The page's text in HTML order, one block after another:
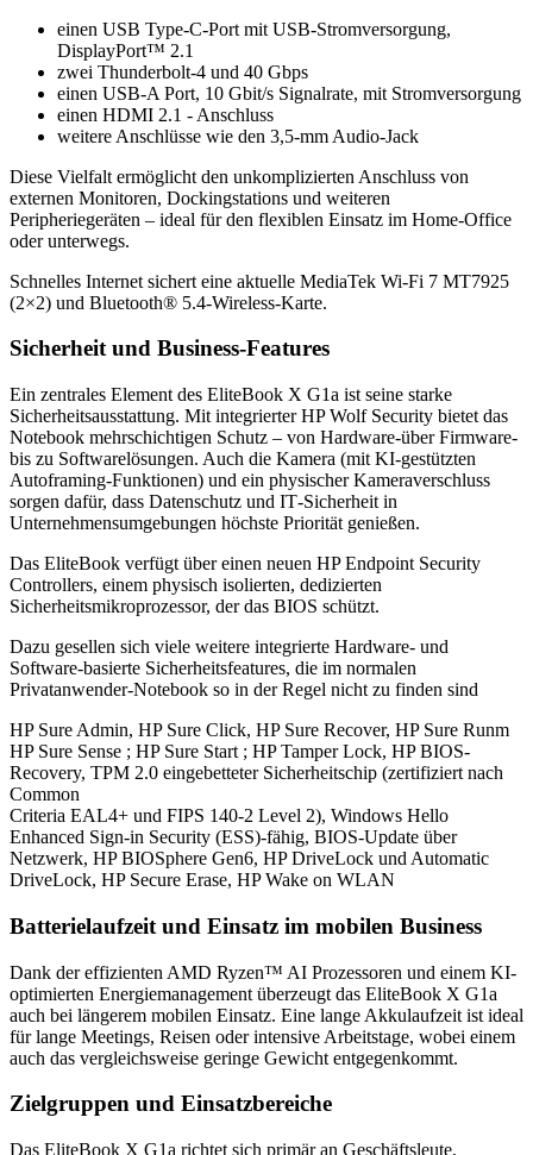
einen USB Type‑C‑Port mit USB-Stromversorgung,
DisplayPort™ 2.1
zwei Thunderbolt‑4 und 40 Gbps
einen USB‑A Port, 10 Gbit/s Signalrate, mit Stromversorgung
einen HDMI 2.1 ‑ Anschluss
weitere Anschlüsse wie den 3,5‑mm Audio‑Jack
Diese Vielfalt ermöglicht den unkomplizierten Anschluss von
externen Monitoren, Dockingstations und weiteren
Peripheriegeräten – ideal für den flexiblen Einsatz im Home‑Office
oder unterwegs.
Schnelles Internet sichert eine aktuelle MediaTek Wi-Fi 7 MT7925
(2×2) und Bluetooth® 5.4-Wireless-Karte.
Sicherheit und Business‑Features
Ein zentrales Element des EliteBook X G1a ist seine starke
Sicherheitsausstattung. Mit integrierter HP Wolf Security bietet das
Notebook mehrschichtigen Schutz – von Hardware‑über Firmware‑
bis zu Softwarelösungen. Auch die Kamera (mit KI‑gestützten
Autoframing‑Funktionen) und ein physischer Kameraverschluss
sorgen dafür, dass Datenschutz und IT‑Sicherheit in
Unternehmensumgebungen höchste Priorität genießen.
Das EliteBook verfügt über einen neuen HP Endpoint Security
Controllers, einem physisch isolierten, dedizierten
Sicherheitsmikroprozessor, der das BIOS schützt.
Dazu gesellen sich viele weitere integrierte Hardware- und
Software-basierte Sicherheitsfeatures, die im normalen
Privatanwender-Notebook so in der Regel nicht zu finden sind
HP Sure Admin, HP Sure Click, HP Sure Recover, HP Sure Runm
HP Sure Sense ; HP Sure Start ; HP Tamper Lock, HP BIOS-
Recovery, TPM 2.0 eingebetteter Sicherheitschip (zertifiziert nach
Common
Criteria EAL4+ und FIPS 140-2 Level 2), Windows Hello
Enhanced Sign-in Security (ESS)-fähig, BIOS-Update über
Netzwerk, HP BIOSphere Gen6, HP DriveLock und Automatic
DriveLock, HP Secure Erase, HP Wake on WLAN
Batterielaufzeit und Einsatz im mobilen Business
Dank der effizienten AMD Ryzen™ AI Prozessoren und einem KI-
optimierten Energiemanagement überzeugt das EliteBook X G1a
auch bei längerem mobilen Einsatz. Eine lange Akkulaufzeit ist ideal
für lange Meetings, Reisen oder intensive Arbeitstage, wobei einem
auch das vergleichsweise geringe Gewicht entgegenkommt.
Zielgruppen und Einsatzbereiche
Das EliteBook X G1a richtet sich primär an Geschäftsleute,